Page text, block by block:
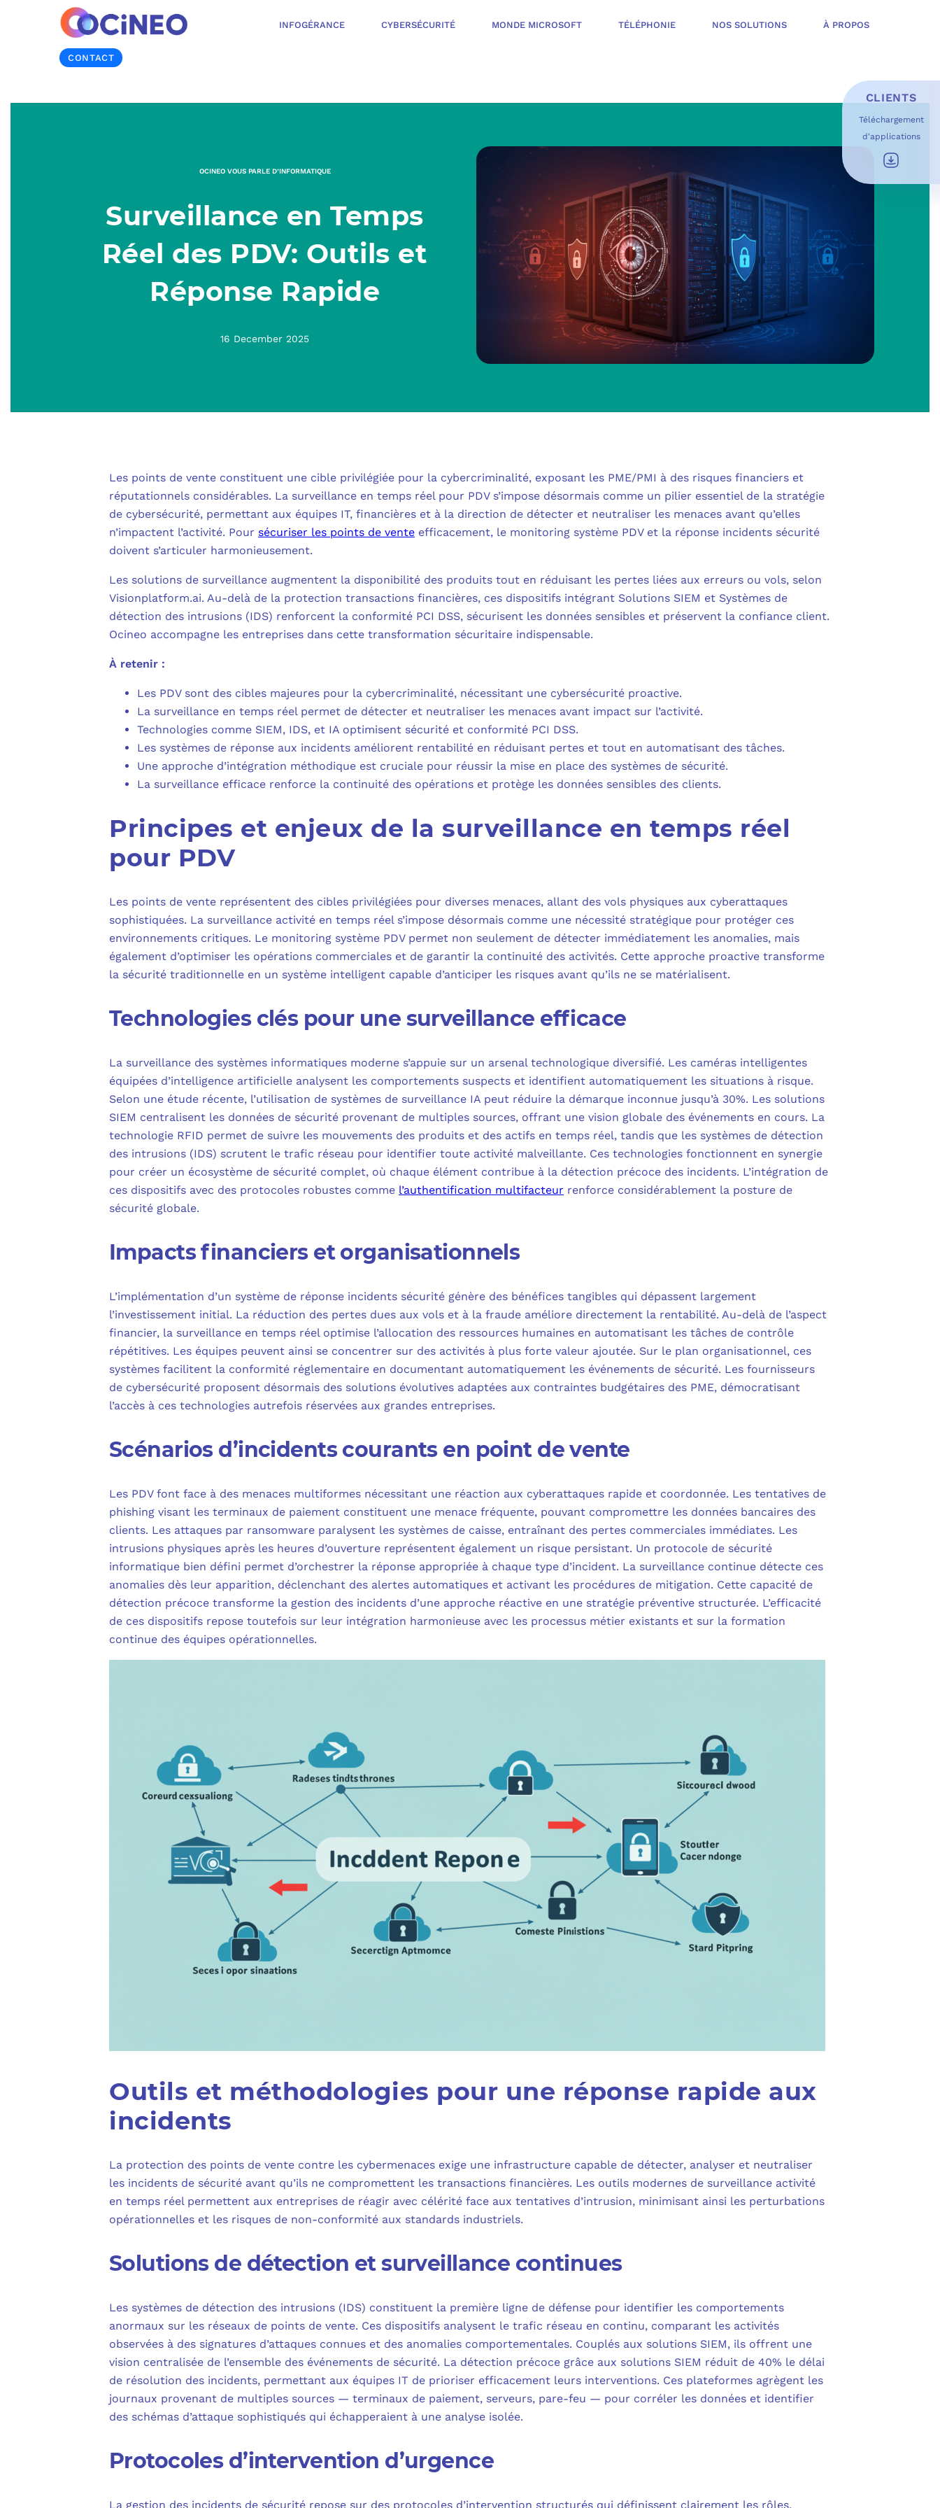
INFOGÉRANCE CYBERSÉCURITÉ MONDE MICROSOFT TÉLÉPHONIE NOS SOLUTIONS À PROPOS
CONTACT
CLIENTS
Téléchargement
d'applications
OCINEO VOUS PARLE D’INFORMATIQUE
Surveillance en Temps
Réel des PDV: Outils et
Réponse Rapide
16 December 2025
Les points de vente constituent une cible privilégiée pour la cybercriminalité, exposant les PME/PMI à des risques financiers et
réputationnels considérables. La surveillance en temps réel pour PDV s’impose désormais comme un pilier essentiel de la stratégie
de cybersécurité, permettant aux équipes IT, financières et à la direction de détecter et neutraliser les menaces avant qu’elles
n’impactent l’activité. Pour sécuriser les points de vente efficacement, le monitoring système PDV et la réponse incidents sécurité
doivent s’articuler harmonieusement.
Les solutions de surveillance augmentent la disponibilité des produits tout en réduisant les pertes liées aux erreurs ou vols, selon
Visionplatform.ai. Au-delà de la protection transactions financières, ces dispositifs intégrant Solutions SIEM et Systèmes de
détection des intrusions (IDS) renforcent la conformité PCI DSS, sécurisent les données sensibles et préservent la confiance client.
Ocineo accompagne les entreprises dans cette transformation sécuritaire indispensable.
À retenir :
Les PDV sont des cibles majeures pour la cybercriminalité, nécessitant une cybersécurité proactive.
La surveillance en temps réel permet de détecter et neutraliser les menaces avant impact sur l’activité.
Technologies comme SIEM, IDS, et IA optimisent sécurité et conformité PCI DSS.
Les systèmes de réponse aux incidents améliorent rentabilité en réduisant pertes et tout en automatisant des tâches.
Une approche d’intégration méthodique est cruciale pour réussir la mise en place des systèmes de sécurité.
La surveillance efficace renforce la continuité des opérations et protège les données sensibles des clients.
Principes et enjeux de la surveillance en temps réel
pour PDV
Les points de vente représentent des cibles privilégiées pour diverses menaces, allant des vols physiques aux cyberattaques
sophistiquées. La surveillance activité en temps réel s’impose désormais comme une nécessité stratégique pour protéger ces
environnements critiques. Le monitoring système PDV permet non seulement de détecter immédiatement les anomalies, mais
également d’optimiser les opérations commerciales et de garantir la continuité des activités. Cette approche proactive transforme
la sécurité traditionnelle en un système intelligent capable d’anticiper les risques avant qu’ils ne se matérialisent.
Technologies clés pour une surveillance efficace
La surveillance des systèmes informatiques moderne s’appuie sur un arsenal technologique diversifié. Les caméras intelligentes
équipées d’intelligence artificielle analysent les comportements suspects et identifient automatiquement les situations à risque.
Selon une étude récente, l’utilisation de systèmes de surveillance IA peut réduire la démarque inconnue jusqu’à 30%. Les solutions
SIEM centralisent les données de sécurité provenant de multiples sources, offrant une vision globale des événements en cours. La
technologie RFID permet de suivre les mouvements des produits et des actifs en temps réel, tandis que les systèmes de détection
des intrusions (IDS) scrutent le trafic réseau pour identifier toute activité malveillante. Ces technologies fonctionnent en synergie
pour créer un écosystème de sécurité complet, où chaque élément contribue à la détection précoce des incidents. L’intégration de
ces dispositifs avec des protocoles robustes comme l’authentification multifacteur renforce considérablement la posture de
sécurité globale.
Impacts financiers et organisationnels
L’implémentation d’un système de réponse incidents sécurité génère des bénéfices tangibles qui dépassent largement
l’investissement initial. La réduction des pertes dues aux vols et à la fraude améliore directement la rentabilité. Au-delà de l’aspect
financier, la surveillance en temps réel optimise l’allocation des ressources humaines en automatisant les tâches de contrôle
répétitives. Les équipes peuvent ainsi se concentrer sur des activités à plus forte valeur ajoutée. Sur le plan organisationnel, ces
systèmes facilitent la conformité réglementaire en documentant automatiquement les événements de sécurité. Les fournisseurs
de cybersécurité proposent désormais des solutions évolutives adaptées aux contraintes budgétaires des PME, démocratisant
l’accès à ces technologies autrefois réservées aux grandes entreprises.
Scénarios d’incidents courants en point de vente
Les PDV font face à des menaces multiformes nécessitant une réaction aux cyberattaques rapide et coordonnée. Les tentatives de
phishing visant les terminaux de paiement constituent une menace fréquente, pouvant compromettre les données bancaires des
clients. Les attaques par ransomware paralysent les systèmes de caisse, entraînant des pertes commerciales immédiates. Les
intrusions physiques après les heures d’ouverture représentent également un risque persistant. Un protocole de sécurité
informatique bien défini permet d’orchestrer la réponse appropriée à chaque type d’incident. La surveillance continue détecte ces
anomalies dès leur apparition, déclenchant des alertes automatiques et activant les procédures de mitigation. Cette capacité de
détection précoce transforme la gestion des incidents d’une approche réactive en une stratégie préventive structurée. L’efficacité
de ces dispositifs repose toutefois sur leur intégration harmonieuse avec les processus métier existants et sur la formation
continue des équipes opérationnelles.
Outils et méthodologies pour une réponse rapide aux
incidents
La protection des points de vente contre les cybermenaces exige une infrastructure capable de détecter, analyser et neutraliser
les incidents de sécurité avant qu’ils ne compromettent les transactions financières. Les outils modernes de surveillance activité
en temps réel permettent aux entreprises de réagir avec célérité face aux tentatives d’intrusion, minimisant ainsi les perturbations
opérationnelles et les risques de non-conformité aux standards industriels.
Solutions de détection et surveillance continues
Les systèmes de détection des intrusions (IDS) constituent la première ligne de défense pour identifier les comportements
anormaux sur les réseaux de points de vente. Ces dispositifs analysent le trafic réseau en continu, comparant les activités
observées à des signatures d’attaques connues et des anomalies comportementales. Couplés aux solutions SIEM, ils offrent une
vision centralisée de l’ensemble des événements de sécurité. La détection précoce grâce aux solutions SIEM réduit de 40% le délai
de résolution des incidents, permettant aux équipes IT de prioriser efficacement leurs interventions. Ces plateformes agrègent les
journaux provenant de multiples sources — terminaux de paiement, serveurs, pare-feu — pour corréler les données et identifier
des schémas d’attaque sophistiqués qui échapperaient à une analyse isolée.
Protocoles d’intervention d’urgence
La gestion des incidents de sécurité repose sur des protocoles d’intervention structurés qui définissent clairement les rôles,
INFOGÉRANCE
VOTRE AUDIT OFFERT
NOTRE PROCESS DE TRAVAIL
PROTÉGER LES USAGES DU QUOTIDIEN
ORGANISER UNE SÉCURITÉ STRUCTURÉE
MESURER ET AMÉLIORER EN CONTINU
METTRE L’HUMAIN AU CŒUR DE LA DÉFENSE
FAQ CYBERSÉCURITÉ PME
MONDE MICROSOFT
L’ÉCOSYSTÈME MICROSOFT
MICROSOFT SHAREPOINT
MICROSOFT OUTLOOK
MICROSOFT POWER AUTOMATE
MICROSOFT ENTRA ID
AUTHENTIFICATION MULTI-FACTEURS (MFA)
MICROSOFT PURVIEW
MICROSOFT COPILOT
COPILOT STUDIO
FAQ : TOUT SAVOIR SUR MICROSOFT 365 ET SES LICENCES
TÉLÉPHONIE
COMMUNICATIONS UNIFIÉES
MESSAGERIE COLLABORATIVE
ADSL, SDSL, FIBRE POUR PROFESSIONNELS
LE CLOUD SUR MESURE
SAUVEGARDE EN LIGNE
QUI SOMMES NOUS ?
RSE
BLOG